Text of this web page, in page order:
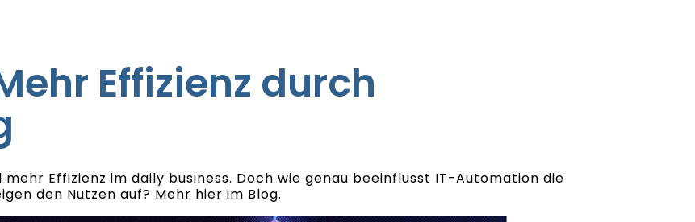
Effizienz durch
Effizienz im daily business. Doch wie genau beeinflusst IT-Automation die
den Nutzen auf? Mehr hier im Blog.